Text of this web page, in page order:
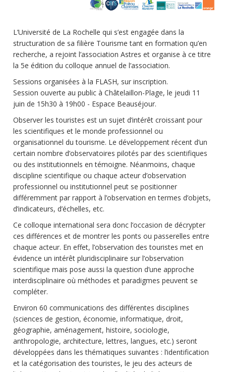
L’Université de La Rochelle qui s’est engagée dans la
structuration de sa filière Tourisme tant en formation qu’en
recherche, a rejoint l’association Astres et organise à ce titre
la 5e édition du colloque annuel de l’association.
Sessions organisées à la FLASH, sur inscription.
Session ouverte au public à Châtelaillon-Plage, le jeudi 11
juin de 15h30 à 19h00 - Espace Beauséjour.
Observer les touristes est un sujet d’intérêt croissant pour
les scientifiques et le monde professionnel ou
organisationnel du tourisme. Le développement récent d’un
certain nombre d’observatoires pilotés par des scientifiques
ou des institutionnels en témoigne. Néanmoins, chaque
discipline scientifique ou chaque acteur d’observation
professionnel ou institutionnel peut se positionner
différemment par rapport à l’observation en termes d’objets,
d’indicateurs, d’échelles, etc.
Ce colloque international sera donc l’occasion de décrypter
ces différences et de montrer les ponts ou passerelles entre
chaque acteur. En effet, l’observation des touristes met en
évidence un intérêt pluridisciplinaire sur l’observation
scientifique mais pose aussi la question d’une approche
interdisciplinaire où méthodes et paradigmes peuvent se
compléter.
Environ 60 communications des différentes disciplines
(sciences de gestion, économie, informatique, droit,
géographie, aménagement, histoire, sociologie,
anthropologie, architecture, lettres, langues, etc.) seront
développées dans les thématiques suivantes : l’identification
et la catégorisation des touristes, le jeu des acteurs de